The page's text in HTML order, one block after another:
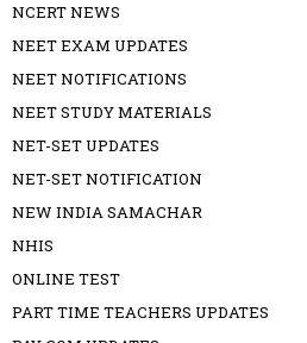
NCERT NEWS
NEET EXAM UPDATES
NEET NOTIFICATIONS
NEET STUDY MATERIALS
NET-SET UPDATES
NET-SET NOTIFICATION
NEW INDIA SAMACHAR
NHIS
ONLINE TEST
PART TIME TEACHERS UPDATES